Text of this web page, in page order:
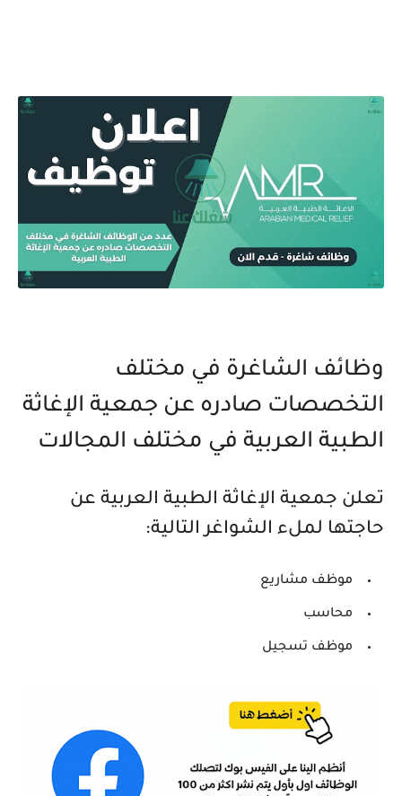
وظائف الشاغرة في مختلف
التخصصات صادره عن جمعية الإغاثة
الطبية العربية في مختلف المجالات
تعلن جمعية الإغاثة الطبية العربية عن
حاجتها لملء الشواغر التالية:
موظف مشاريع
محاسب
موظف تسجيل